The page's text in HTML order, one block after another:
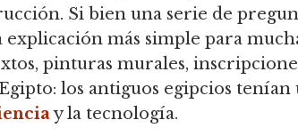
Si bien una serie de
explicación más simple para
pinturas murales,
los antiguos egipcios
y la tecnología.